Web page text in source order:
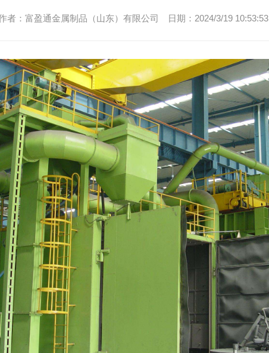
调质光轴 珩磨管
者：富盈通金属制品（山东）有限公司 日期：2024/3/19 10:53:53